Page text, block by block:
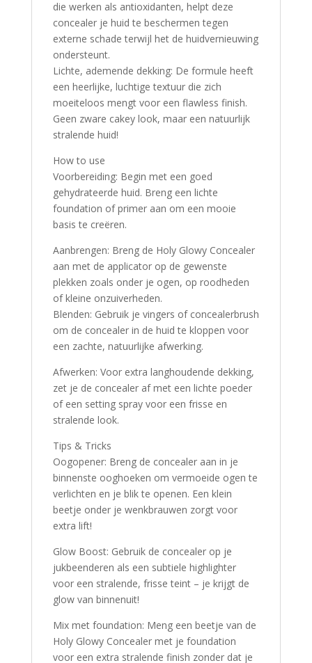
die werken als antioxidanten, helpt deze
concealer je huid te beschermen tegen
externe schade terwijl het de huidvernieuwing
ondersteunt.
Lichte, ademende dekking: De formule heeft
een heerlijke, luchtige textuur die zich
moeiteloos mengt voor een flawless finish.
Geen zware cakey look, maar een natuurlijk
stralende huid!
How to use
Voorbereiding: Begin met een goed
gehydrateerde huid. Breng een lichte
foundation of primer aan om een mooie
basis te creëren.
Aanbrengen: Breng de Holy Glowy Concealer
aan met de applicator op de gewenste
plekken zoals onder je ogen, op roodheden
of kleine onzuiverheden.
Blenden: Gebruik je vingers of concealerbrush
om de concealer in de huid te kloppen voor
een zachte, natuurlijke afwerking.
Afwerken: Voor extra langhoudende dekking,
zet je de concealer af met een lichte poeder
of een setting spray voor een frisse en
stralende look.
Tips & Tricks
Oogopener: Breng de concealer aan in je
binnenste ooghoeken om vermoeide ogen te
verlichten en je blik te openen. Een klein
beetje onder je wenkbrauwen zorgt voor
extra lift!
Glow Boost: Gebruik de concealer op je
jukbeenderen als een subtiele highlighter
voor een stralende, frisse teint – je krijgt de
glow van binnenuit!
Mix met foundation: Meng een beetje van de
Holy Glowy Concealer met je foundation
voor een extra stralende finish zonder dat je